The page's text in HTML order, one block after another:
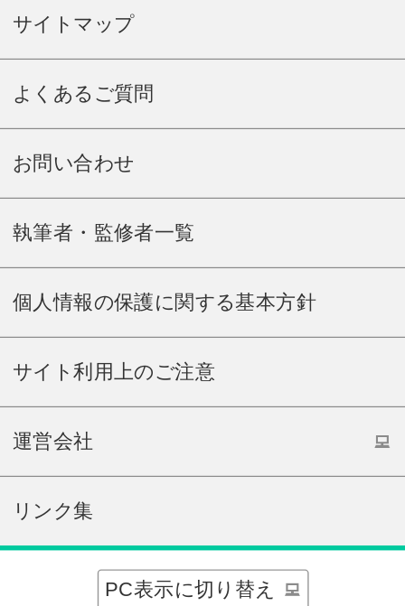
サイトマップ
よくあるご質問
お問い合わせ
執筆者・監修者一覧
個人情報の保護に関する基本方針
サイト利用上のご注意
運営会社
リンク集
PC表示に切り替え